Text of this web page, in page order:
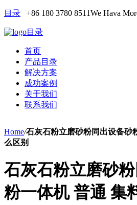
目录 +86 180 3780 8511We Hava
目录
首页
产品目录
解决方案
成功案例
关于我们
联系我们
Home/石灰石粉立磨砂粉同出设备砂
么区别
石灰石粉立磨砂
粉一体机 普通 集